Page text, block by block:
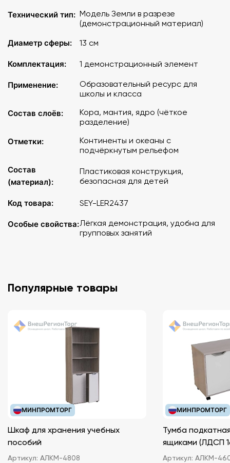
Технический тип: Модель Земли в разрезе
(демонстрационный материал)
Диаметр сферы:
13 см
Комплектация: 1 демонстрационный элемент
Применение:
Образовательный ресурс для
школы и класса
Состав слоёв:
Кора, мантия, ядро (чёткое
разделение)
Отметки:
Континенты и океаны с
подчёркнутым рельефом
Состав
(материал):
Пластиковая конструкция,
безопасная для детей
Код товара: SEY-LER2437
Особые свойства:Лёгкая демонстрация, удобна для
групповых занятий
Популярные товары
МИНПРОМТОРГ
Шкаф для хранения учебных
пособий
Артикул: АЛКМ-4808
МИНПРОМТОРГ
Тумба
ящиками
Артикул: АЛКМ-